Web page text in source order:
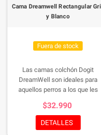
abrazar Dogit DreamWell,
redonda, de tela negra.
Cama Dreamwell Rectangular
y Blanco
Fuera de stock
Las camas colchón Dogit
DreamWell son ideales para
aquellos perros a los que les
total comodidad. Nuestra
colección de camas DreamWell
para perros y gatos combina una
$32.990
DETALLES